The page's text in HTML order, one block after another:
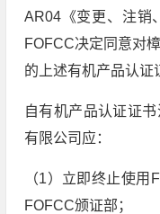
AR04《变更、注销
FOFCC决定同意对
的上述有机产品认证
自有机产品认证证
有限公司应：
（1）立即终止使用
FOFCC颁证部；